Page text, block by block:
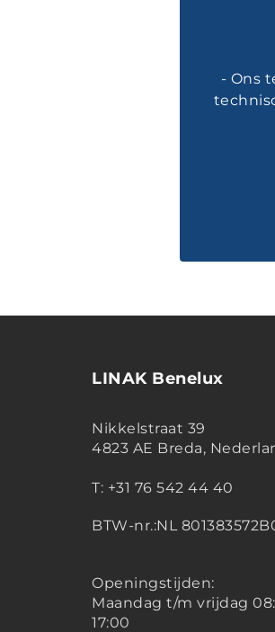
- Ons
LINAK Benelux
Nikkelstraat 39
4823 AE Breda,
T: +31 76 542 44 40
BTW-nr.:NL
Openingstijden:
Maandag t/m vrijdag
17:00